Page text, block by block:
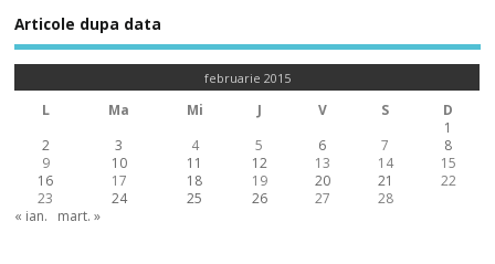
Articole dupa data
februarie 2015
L Ma Mi J V S
D
1
2
3 4 5 6 7
8
9
10 11 12 13 14
15
16
17 18 19 20 21
22
23
24 25 26 27
28
« ian.
mart. »